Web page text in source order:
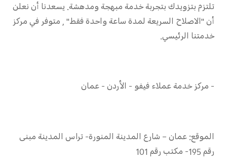
تلتزم بتزويدك بتجربة خدمة مبهجة ومدهشة. يسعدنا أن نعلن
أن "الاصلاح السريعة لمدة ساعة واحدة فقط" , متوفر في مركز
خدمتنا الرئيسي.
- مركز خدمة عملاء فيفو - الأردن - عمان
الموقع: عمان– شارع المدينة المنورة- تراس المدينة مبنى
رقم 195- مكتب رقم 101